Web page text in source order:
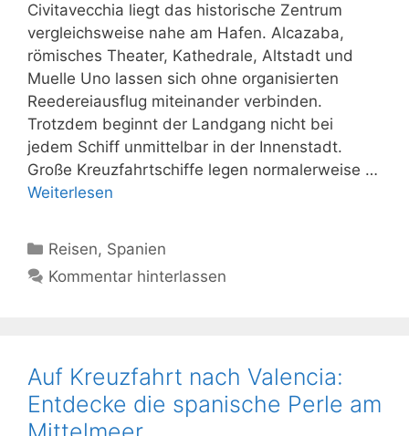
Civitavecchia liegt das historische Zentrum
vergleichsweise nahe am Hafen. Alcazaba,
römisches Theater, Kathedrale, Altstadt und
Muelle Uno lassen sich ohne organisierten
Reedereiausflug miteinander verbinden.
Trotzdem beginnt der Landgang nicht bei
jedem Schiff unmittelbar in der Innenstadt.
Große Kreuzfahrtschiffe legen normalerweise …
Weiterlesen
Kategorien
Reisen, Spanien
Kommentar hinterlassen
Auf Kreuzfahrt nach Valencia:
Entdecke die spanische Perle am